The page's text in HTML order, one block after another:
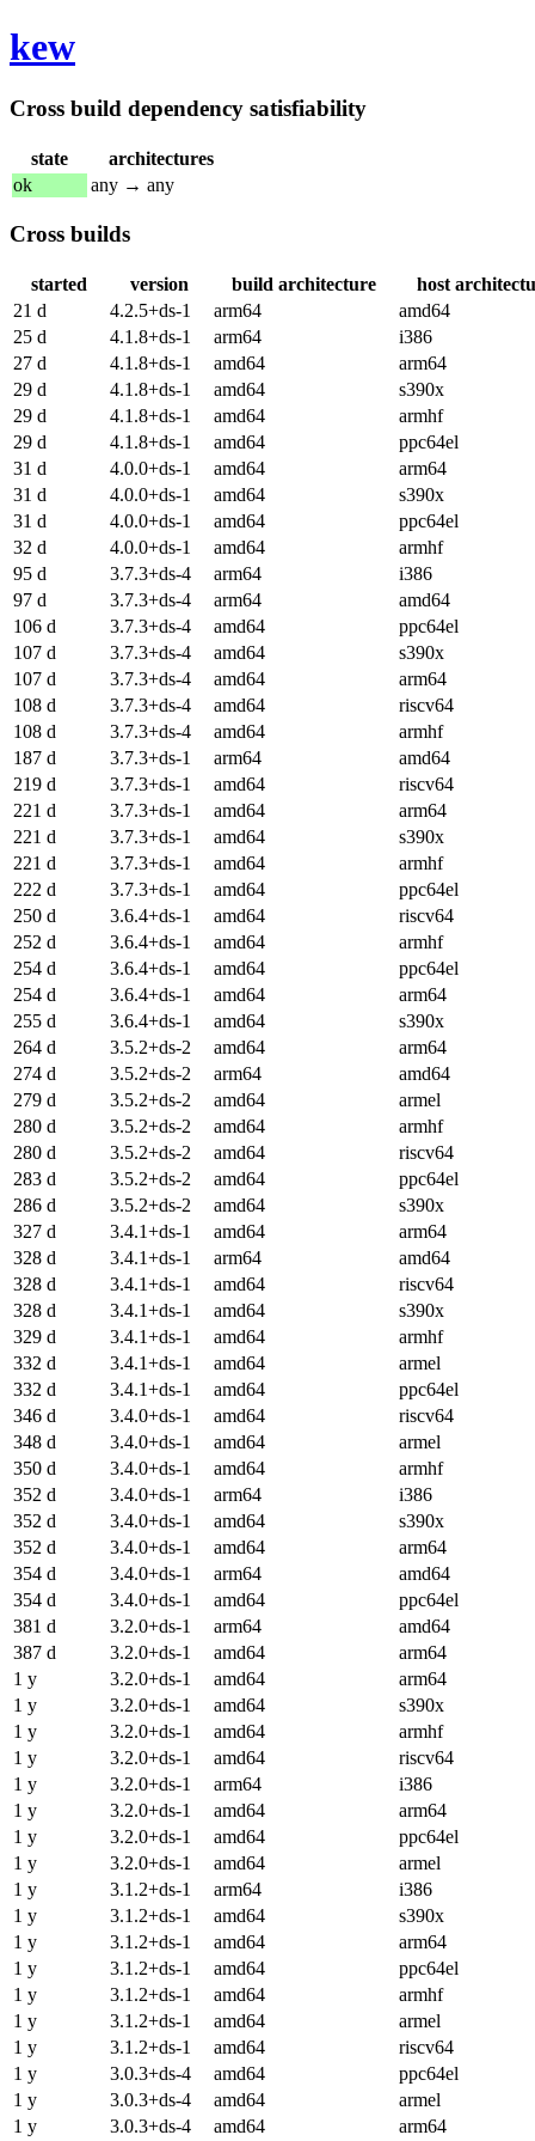
kew
Cross build dependency satisfiability
state
architectures
ok
any → any
Cross builds
started version build architecture
host
21 d
4.2.5+ds-1 arm64
amd64
25 d
4.1.8+ds-1 arm64
i386
27 d
4.1.8+ds-1 amd64
arm64
29 d
4.1.8+ds-1 amd64
s390x
29 d
4.1.8+ds-1 amd64
armhf
29 d
4.1.8+ds-1 amd64
ppc64el
31 d
4.0.0+ds-1 amd64
arm64
31 d
4.0.0+ds-1 amd64
s390x
31 d
4.0.0+ds-1 amd64
ppc64el
32 d
4.0.0+ds-1 amd64
armhf
95 d
3.7.3+ds-4 arm64
i386
97 d
3.7.3+ds-4 arm64
amd64
106 d
3.7.3+ds-4 amd64
ppc64el
107 d
3.7.3+ds-4 amd64
s390x
107 d
3.7.3+ds-4 amd64
arm64
108 d
3.7.3+ds-4 amd64
riscv64
108 d
3.7.3+ds-4 amd64
armhf
187 d
3.7.3+ds-1 arm64
amd64
219 d
3.7.3+ds-1 amd64
riscv64
221 d
3.7.3+ds-1 amd64
arm64
221 d
3.7.3+ds-1 amd64
s390x
221 d
3.7.3+ds-1 amd64
armhf
222 d
3.7.3+ds-1 amd64
ppc64el
250 d
3.6.4+ds-1 amd64
riscv64
252 d
3.6.4+ds-1 amd64
armhf
254 d
3.6.4+ds-1 amd64
ppc64el
254 d
3.6.4+ds-1 amd64
arm64
255 d
3.6.4+ds-1 amd64
s390x
264 d
3.5.2+ds-2 amd64
arm64
274 d
3.5.2+ds-2 arm64
amd64
279 d
3.5.2+ds-2 amd64
armel
280 d
3.5.2+ds-2 amd64
armhf
280 d
3.5.2+ds-2 amd64
riscv64
283 d
3.5.2+ds-2 amd64
ppc64el
286 d
3.5.2+ds-2 amd64
s390x
327 d
3.4.1+ds-1 amd64
arm64
328 d
3.4.1+ds-1 arm64
amd64
328 d
3.4.1+ds-1 amd64
riscv64
328 d
3.4.1+ds-1 amd64
s390x
329 d
3.4.1+ds-1 amd64
armhf
332 d
3.4.1+ds-1 amd64
armel
332 d
3.4.1+ds-1 amd64
ppc64el
346 d
3.4.0+ds-1 amd64
riscv64
348 d
3.4.0+ds-1 amd64
armel
350 d
3.4.0+ds-1 amd64
armhf
352 d
3.4.0+ds-1 arm64
i386
352 d
3.4.0+ds-1 amd64
s390x
352 d
3.4.0+ds-1 amd64
arm64
354 d
3.4.0+ds-1 arm64
amd64
354 d
3.4.0+ds-1 amd64
ppc64el
381 d
3.2.0+ds-1 arm64
amd64
387 d
3.2.0+ds-1 amd64
arm64
1 y
3.2.0+ds-1 amd64
arm64
1 y
3.2.0+ds-1 amd64
s390x
1 y
3.2.0+ds-1 amd64
armhf
1 y
3.2.0+ds-1 amd64
riscv64
1 y
3.2.0+ds-1 arm64
i386
1 y
3.2.0+ds-1 amd64
arm64
1 y
3.2.0+ds-1 amd64
ppc64el
1 y
3.2.0+ds-1 amd64
armel
1 y
3.1.2+ds-1 arm64
i386
1 y
3.1.2+ds-1 amd64
s390x
1 y
3.1.2+ds-1 amd64
arm64
1 y
3.1.2+ds-1 amd64
ppc64el
1 y
3.1.2+ds-1 amd64
armhf
1 y
3.1.2+ds-1 amd64
armel
1 y
3.1.2+ds-1 amd64
riscv64
1 y
3.0.3+ds-4 amd64
ppc64el
1 y
3.0.3+ds-4 amd64
armel
1 y
3.0.3+ds-4 amd64
arm64